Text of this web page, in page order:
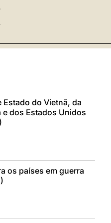
العربيّة
do Vietnã, da
e dos Estados Unidos
os países em guerra